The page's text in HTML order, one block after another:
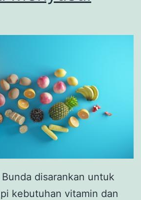
disarankan untuk
kebutuhan vitamin dan